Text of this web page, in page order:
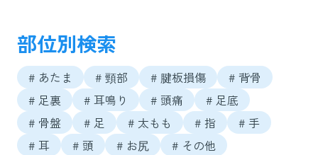
部位別検索
# あたま # 頸部 # 腱板損傷
# 背骨
# 足裏
# 耳鳴り # 頭痛
# 足底
# 骨盤
# 足 # 太もも # 指
# 手
# 耳
# 頭 # お尻
# その他